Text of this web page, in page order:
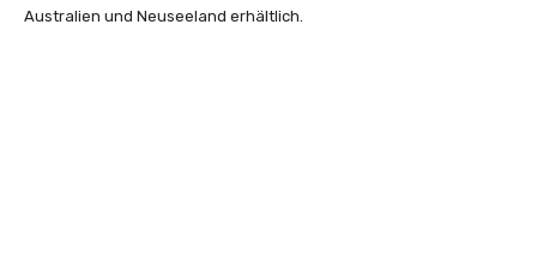
Australien und Neuseeland erhältlich.